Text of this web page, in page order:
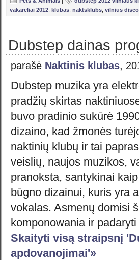
vakareliai 2012 klubas naktsklubs vilnius
Dubstep dainas
parašė Naktinis klubas,
Dubstep muzika yra
pradžių skirtas
buvo pradinio sukūrė
dizaino, kad žmonės
naktinių klubų ir tai
veislių, naujos muzikos,
pranoksta, santykinai
būgno dizainui, kuris yra
vokalas. Asmenų domisi
komponowania ir
Skaityti visą straipsnį
apdovanojimai'»